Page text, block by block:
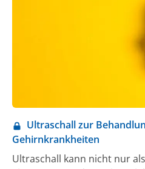
Ultraschall zur
Gehirnkrankheiten
Ultraschall kann nicht nur